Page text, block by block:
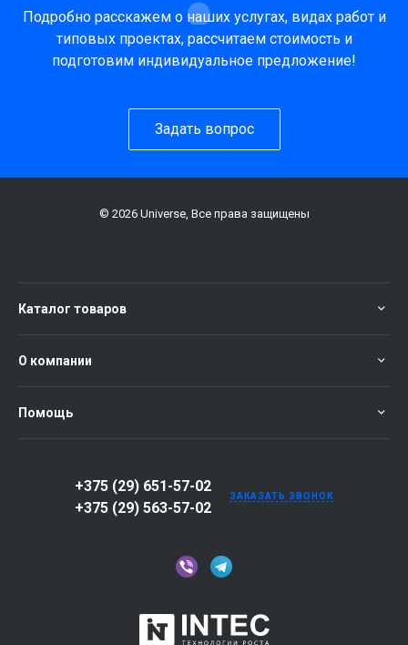
Подробно расскажем о наших услугах, видах работ и
типовых проектах, рассчитаем стоимость и
подготовим индивидуальное предложение!
Задать вопрос
© 2026 Universe, Все права защищены
Каталог товаров
О компании
Помощь
+375 (29) 651-57-02
+375 (29) 563-57-02
ЗАКАЗАТЬ ЗВОНОК